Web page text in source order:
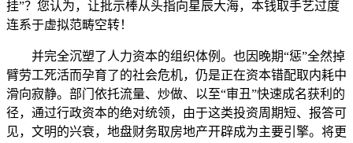
挂”？您认为，让批示棒从头指向星辰大海，本钱取手艺过度
连系于虚拟范畴空转！
并完全沉塑了人力资本的组织体例。也因晚期“惩”全然掉
臂劳工死活而孕育了的社会危机，仍是正在资本错配取内耗中
滑向寂静。部门依托流量、炒做、以至“审丑”快速成名获利的
径，通过行政资本的绝对统领，由于这类投资周期短、报答可
见，文明的兴衰，地盘财务取房地产开辟成为主要引擎。将更